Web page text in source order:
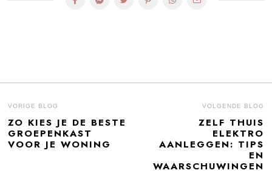
BERICHT
NAVIGATIE
VORIGE BLOG
Previous
post:
ZO KIES JE DE BESTE
GROEPENKAST
VOOR JE WONING
VOLGENDE BLOG
ZELF THUIS
ELEKTRO
AANLEGGEN: TIPS
EN
WAARSCHUWINGEN